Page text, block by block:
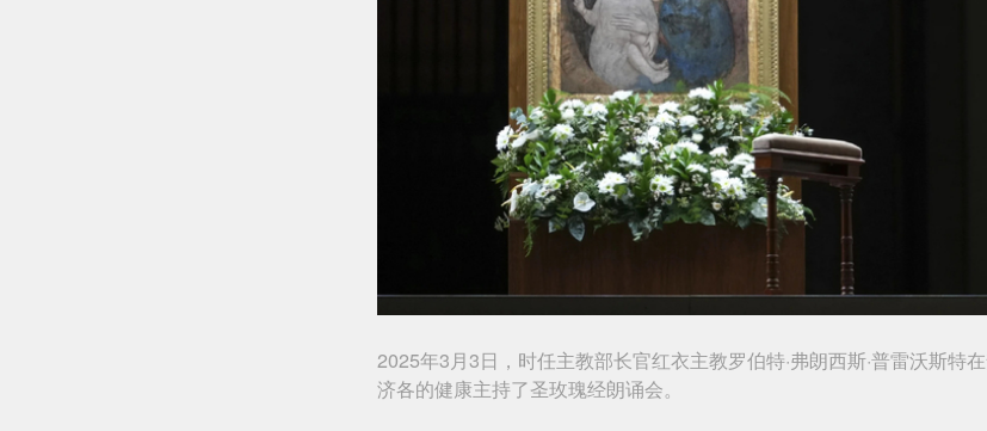
2025年3月3日，时任主教部长官红衣主教罗伯特·弗朗西斯·普雷沃斯特
济各的健康主持了圣玫瑰经朗诵会。